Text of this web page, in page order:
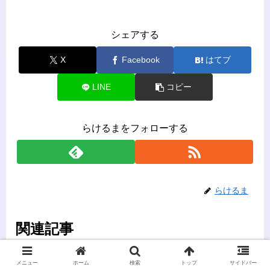
シェアする
X Facebook はてブ
LINE コピー
らけるまをフォローする
らけるま
関連記事
ポケモン アニメ 『ポケモン』六英雄の元ネタ
メニュー ホーム 検索 トップ サイドバー